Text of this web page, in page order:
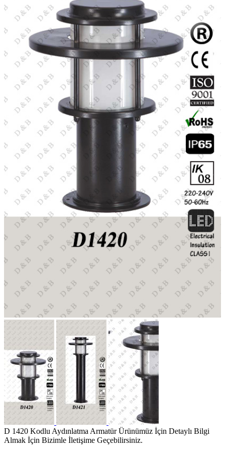
D 1420 Kodlu Aydınlatma Armatür Ürünümüz İçin Detaylı Bilgi
Almak İçin Bizimle İletişime Geçebilirsiniz.